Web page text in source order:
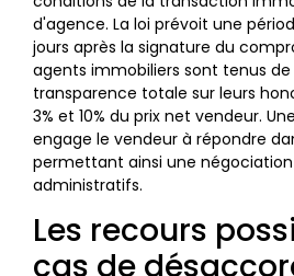
d'agence. La loi prévoit une
jours après la signature du
agents immobiliers sont tenus
transparence totale sur leurs
3% et 10% du prix net vendeur.
engage le vendeur à répondre
permettant ainsi une
administratifs.
Les recours
cas de